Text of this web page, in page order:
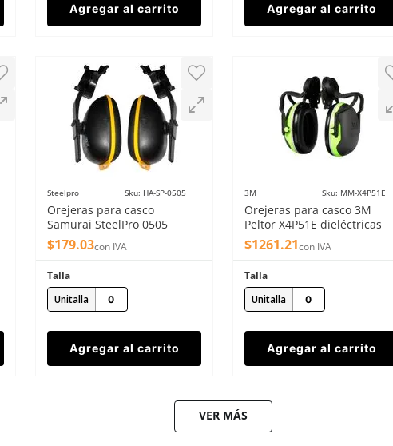
Agregar al carrito Agregar al carrito
Steelpro Sku: HA-SP-0505
Orejeras para casco
Samurai SteelPro 0505
amarillas 26 dB SNR
$179.03con IVA
Talla
Unitalla
Agregar al carrito
3M Sku: MM-X4P51E
Orejeras para casco 3M
Peltor X4P51E dieléctricas
NRR 26 dB
$1261.21con IVA
Talla
Unitalla
Agregar al carrito
VER MÁS